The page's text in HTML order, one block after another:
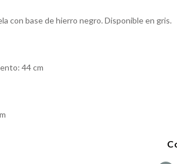
con base de hierro negro. Disponible en gris.
44 cm